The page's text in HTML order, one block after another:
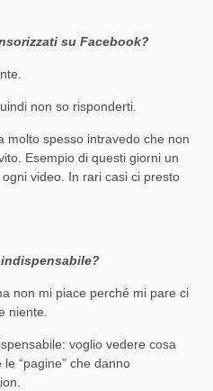
su Facebook?
non so risponderti.
molto spesso intravedo che non
Esempio di questi giorni un
video. In rari casi ci presto
non mi piace perché mi pare ci
niente.
voglio vedere cosa
“pagine” che danno